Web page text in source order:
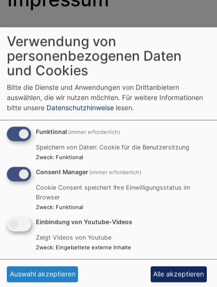
Impressum http://www.kirche-rehweiler-fuettersee.de
http://www.kirche-rehweiler-fuettersee.de
ist ein Angebot der
Evang.-Luth. Kirchengemeinden Rehweiler und Füttersee der
Evangelisch-Lutherischen Kirche in Bayern. Diese ist eine
Körperschaft des öffentlichen Rechts, vertreten durch Pfarrer
Hans Gernert.
Evangelisch-Lutherische Kirchengemeinde Rehweiler
Evang.-Luth. Pfarramt
Rehweiler 12
96160 Geiselwind
Telefon 09556 318
Fax 09556 1439
pfarramt.rehweiler@elkb.de
Inhaltlich Verantwortlicher gemäß § 55 Abs. 2 RStV:
Rehweiler 12
Verwendung von
personenbezogenen Daten
und Cookies
Bitte die Dienste und Anwendungen von Drittanbietern
auswählen, die wir nutzen möchten. Für weitere Informationen
bitte unsere Datenschutzhinweise lesen.
Funktional (immer erforderlich)
Speichern von Daten: Cookie für die Benutzersitzung
Zweck: Funktional
Consent Manager (immer erforderlich)
Cookie Consent speichert Ihre Einwilligungsstatus im
Browser
Zweck: Funktional
Einbindung von Youtube-Videos
Zeigt Videos von Youtube
Zweck: Eingebettete externe Inhalte
Auswahl akzeptieren Alle akzeptieren